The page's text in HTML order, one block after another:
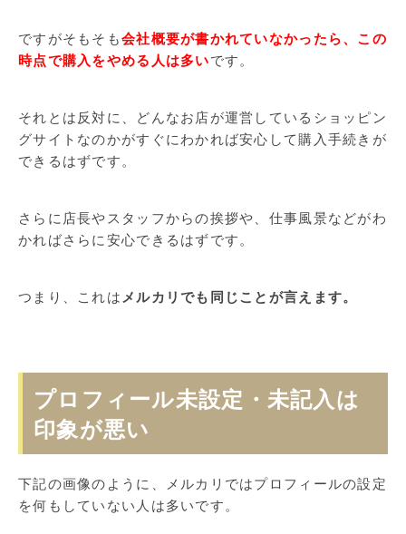
ですがそもそも会社概要が書かれていなかったら、この
時点で購入をやめる人は多いです。
それとは反対に、どんなお店が運営しているショッピン
グサイトなのかがすぐにわかれば安心して購入手続きが
できるはずです。
さらに店長やスタッフからの挨拶や、仕事風景などがわ
かればさらに安心できるはずです。
つまり、これはメルカリでも同じことが言えます。
プロフィール未設定・未記入は
印象が悪い
下記の画像のように、メルカリではプロフィールの設定
を何もしていない人は多いです。